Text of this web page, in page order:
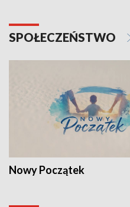
SPOŁECZEŃSTWO
Nowy Początek